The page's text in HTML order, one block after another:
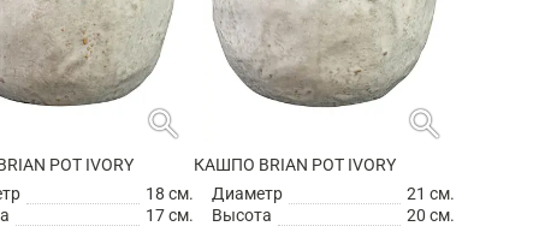
search
POT IVORY
18 см.
17 см.
search
КАШПО BRIAN POT IVORY
Диаметр
21 см.
Высота
20 см.